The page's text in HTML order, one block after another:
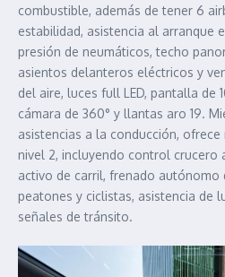
combustible, además de tener 6
estabilidad, asistencia al arranque
presión de neumáticos, techo
asientos delanteros eléctricos y
del aire, luces full LED, pantalla de
cámara de 360° y llantas aro 19.
asistencias a la conducción,
nivel 2, incluyendo control crucero
activo de carril, frenado autónomo
peatones y ciclistas, asistencia de
señales de tránsito.